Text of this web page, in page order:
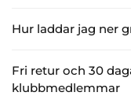
Hur laddar jag ner
Fri retur och 30
klubbmedlemmar